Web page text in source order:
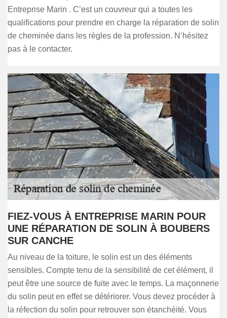
Entreprise Marin . C’est un couvreur qui a toutes les
qualifications pour prendre en charge la réparation de solin
de cheminée dans les règles de la profession. N’hésitez
pas à le contacter.
FIEZ-VOUS À ENTREPRISE MARIN POUR
UNE RÉPARATION DE SOLIN À BOUBERS
SUR CANCHE
Au niveau de la toiture, le solin est un des éléments
sensibles. Compte tenu de la sensibilité de cet élément, il
peut être une source de fuite avec le temps. La maçonnerie
du solin peut en effet se détériorer. Vous devez procéder à
la réfection du solin pour retrouver son étanchéité. Vous